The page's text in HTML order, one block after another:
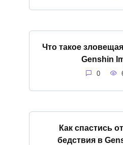
Что такое
Genshin
0
Как спастись
бедствия в